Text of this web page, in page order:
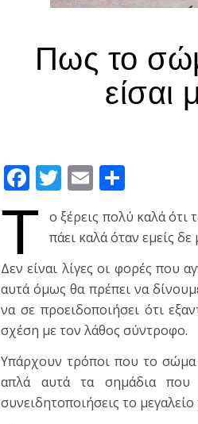
Πως το
Facebook
Twitter
Email
Τ
ο ξέρεις πολύ καλά ότι
πάει καλά όταν εμείς
Δεν είναι λίγες οι φορές που
αυτά όμως θα πρέπει να
να σε προειδοποιήσει ότι
σχέση με τον λάθος σύντροφο.
Υπάρχουν τρόποι που το σώμα
απλά αυτά τα σημάδια
συνειδητοποιήσεις το